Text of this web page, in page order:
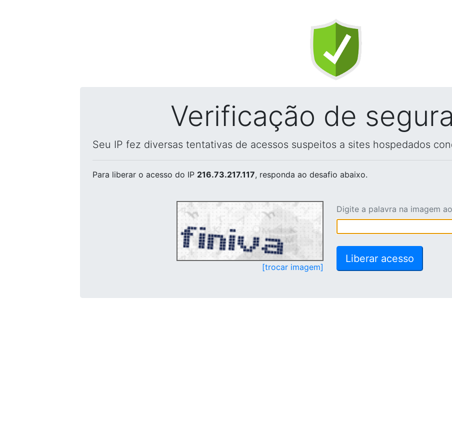
Verificação de
Seu IP fez diversas tentativas de acessos suspeitos a sites hospedados
Para liberar o acesso do IP 216.73.217.117, responda ao desafio abaixo.
[trocar imagem]
Digite a palavra na imagem